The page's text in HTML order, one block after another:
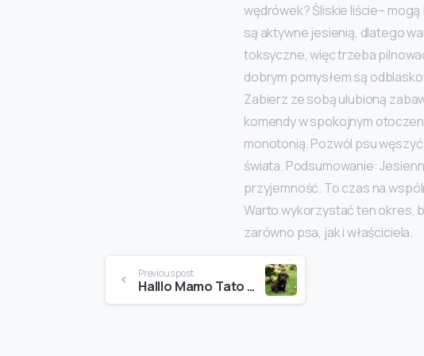
wędrówek? Śliskie liście–
są aktywne jesienią, dlatego
toksyczne, więc trzeba
dobrym pomysłem są
Zabierz ze sobą ulubioną
komendy w spokojnym
monotonią. Pozwól psu
świata. Podsumowanie:
przyjemność. To czas na
Warto wykorzystać ten okres,
zarówno psa, jak i właściciela.
Continue
Reading
Previous post
Halllo Mamo Tato jeszcze ja …. wypatruje swojego domu